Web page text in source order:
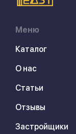
Меню
Каталог
О нас
Статьи
Отзывы
Застройщики